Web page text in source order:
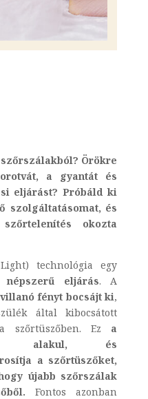
Örökre
a gyantát és
eljárást? Próbáld ki
szolgáltatásomat, és
okozta
technológia egy
eljárás. A
villanó fényt bocsájt ki,
által kibocsátott
szőrtüszőben. Ez a
alakul, és
a szőrtüszőket,
újabb szőrszálak
Fontos azonban